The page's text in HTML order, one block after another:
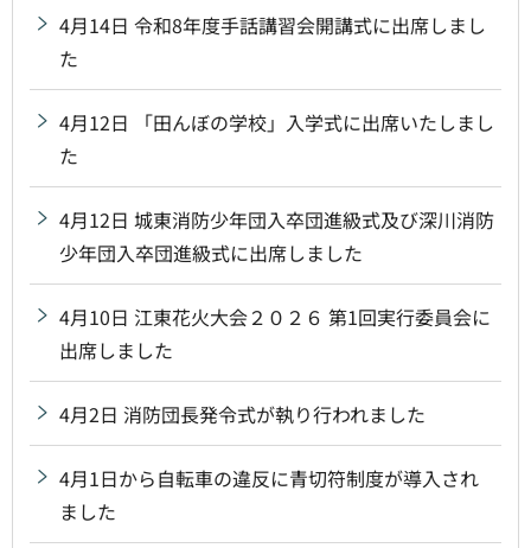
4月14日 令和8年度手話講習会開講式に出席しまし
た
4月12日 「田んぼの学校」入学式に出席いたしまし
た
4月12日 城東消防少年団入卒団進級式及び深川消防
少年団入卒団進級式に出席しました
4月10日 江東花火大会２０２６ 第1回実行委員会に
出席しました
4月2日 消防団長発令式が執り行われました
4月1日から自転車の違反に青切符制度が導入され
ました